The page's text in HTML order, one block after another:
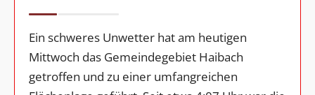
Ein schweres Unwetter hat am heutigen
Mittwoch das Gemeindegebiet Haibach
getroffen und zu einer umfangreichen